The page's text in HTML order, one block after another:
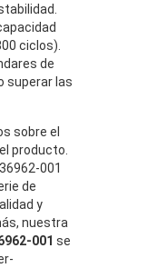
ciclos).
de
superar las
sobre el
producto.
001
de
y
nuestra
001 se